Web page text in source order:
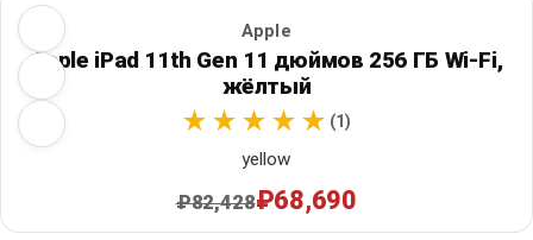
Apple
Apple iPad 11th Gen 11 дюймов 256 ГБ Wi‑Fi,
жёлтый
(1)
yellow
₽82,428₽68,690